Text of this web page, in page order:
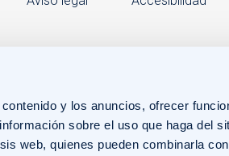
y los anuncios, ofrecer
sobre el uso que haga del
web, quienes pueden combinarla